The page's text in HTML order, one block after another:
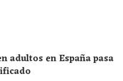
adultos en España pasa